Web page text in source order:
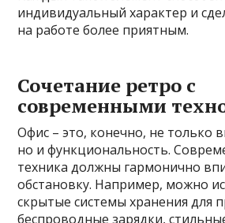
индивидуальный характер и
на работе более приятным.
Сочетание ретро с
современными
Офис – это, конечно, не только
но и функциональность.
техника должны гармонично
обстановку. Например, можно
скрытые системы хранения для
беспроводные зарядки,